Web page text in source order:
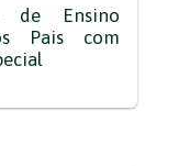
de Ensino
Pais com